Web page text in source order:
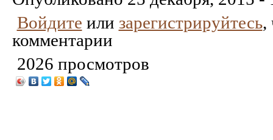
Войдите или зарегистрируйтесь,
комментарии
2026 просмотров